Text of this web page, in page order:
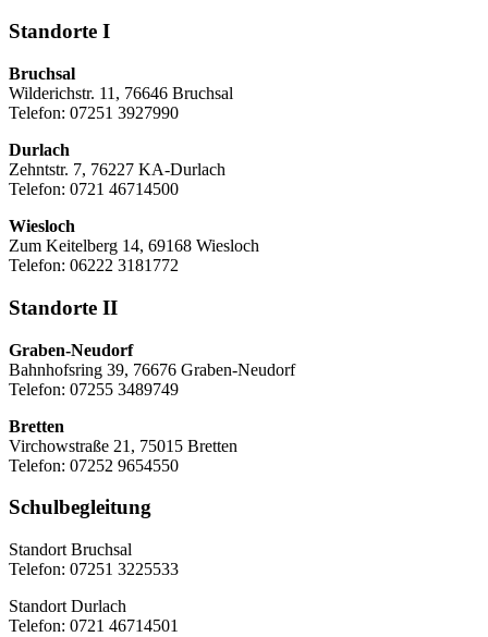
Standorte I
Bruchsal
Wilderichstr. 11, 76646 Bruchsal
Telefon: 07251 3927990
Durlach
Zehntstr. 7, 76227 KA-Durlach
Telefon: 0721 46714500
Wiesloch
Zum Keitelberg 14, 69168 Wiesloch
Telefon: 06222 3181772
Standorte II
Graben-Neudorf
Bahnhofsring 39, 76676 Graben-Neudorf
Telefon: 07255 3489749
Bretten
Virchowstraße 21, 75015 Bretten
Telefon: 07252 9654550
Schulbegleitung
Standort Bruchsal
Telefon: 07251 3225533
Standort Durlach
Telefon: 0721 46714501